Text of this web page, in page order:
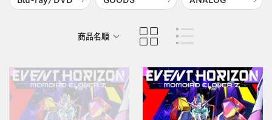
商品名順